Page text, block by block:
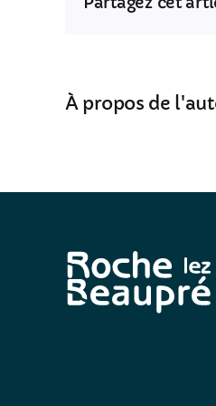
À propos de